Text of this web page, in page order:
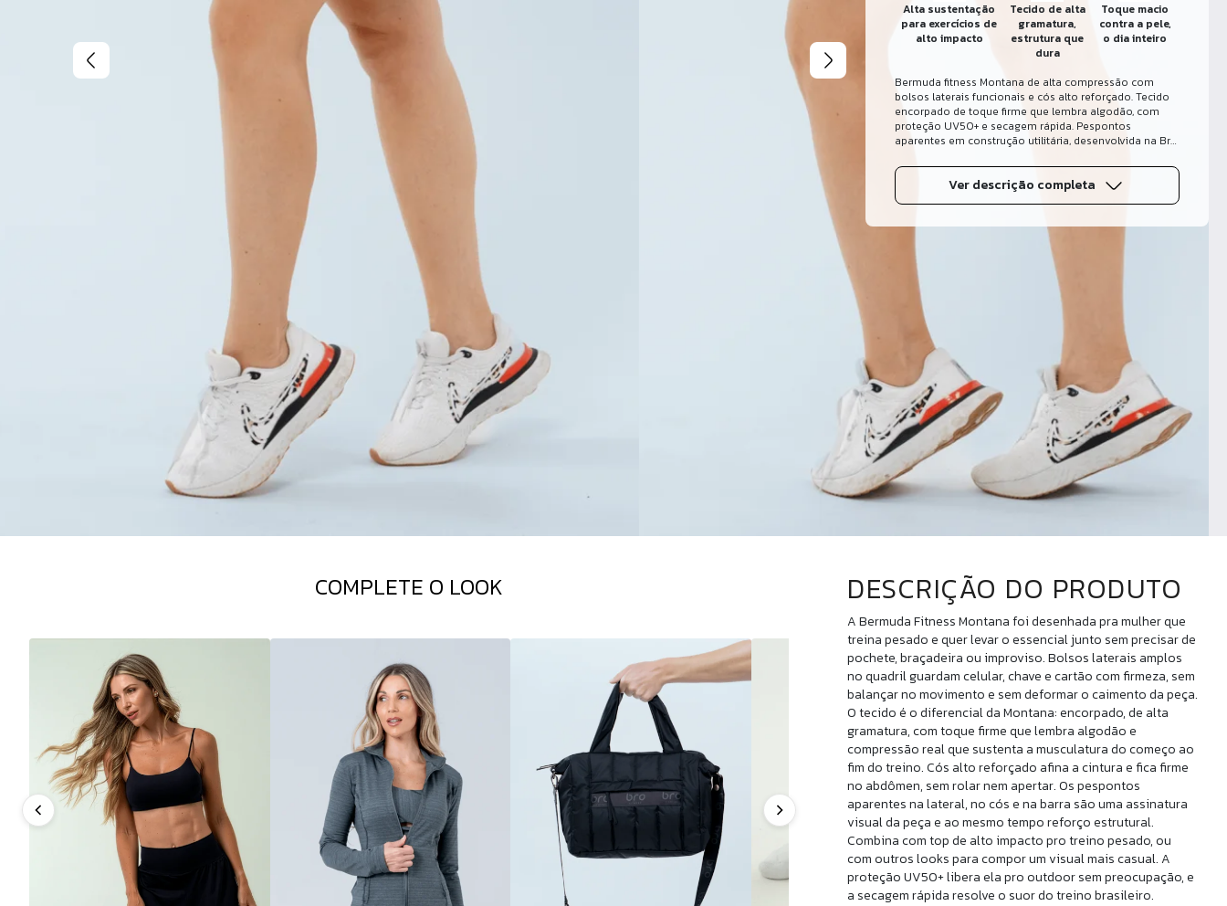
Alta sustentação
para exercícios de
alto impacto
Tecido de alta
gramatura,
estrutura que
dura
Toque macio
contra a pele,
o dia inteiro
Bermuda fitness Montana de alta compressão com
bolsos laterais funcionais e cós alto reforçado. Tecido
encorpado de toque firme que lembra algodão, com
proteção UV50+ e secagem rápida. Pespontos
aparentes em construção utilitária, desenvolvida na Bro
Ver descrição completa
COMPLETE O LOOK DESCRIÇÃO DO PRODUTO
A Bermuda Fitness Montana foi desenhada pra mulher que
treina pesado e quer levar o essencial junto sem precisar de
pochete, braçadeira ou improviso. Bolsos laterais amplos
no quadril guardam celular, chave e cartão com firmeza, sem
balançar no movimento e sem deformar o caimento da peça.
O tecido é o diferencial da Montana: encorpado, de alta
gramatura, com toque firme que lembra algodão e
compressão real que sustenta a musculatura do começo ao
fim do treino. Cós alto reforçado afina a cintura e fica firme
no abdômen, sem rolar nem apertar. Os pespontos
aparentes na lateral, no cós e na barra são uma assinatura
visual da peça e ao mesmo tempo reforço estrutural.
Combina com top de alto impacto pro treino pesado, ou
com outros looks para compor um visual mais casual. A
proteção UV50+ libera ela pro outdoor sem preocupação, e
a secagem rápida resolve o suor do treino brasileiro.